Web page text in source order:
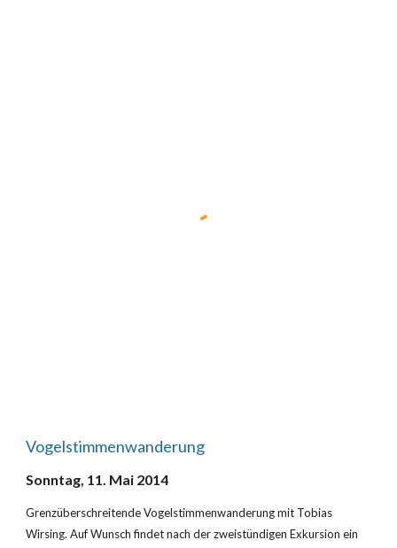
Vogelstimmenwanderung
Sonntag, 11. Mai 2014
Grenzüberschreitende Vogelstimmenwanderung mit Tobias
Wirsing. Auf Wunsch findet nach der zweistündigen Exkursion ein